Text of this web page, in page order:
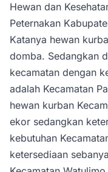
Hewan dan
Peternakan
Katanya hewan
domba. Sedangkan
kecamatan dengan
adalah Kecamatan
hewan kurban
ekor sedangkan
kebutuhan
ketersediaan